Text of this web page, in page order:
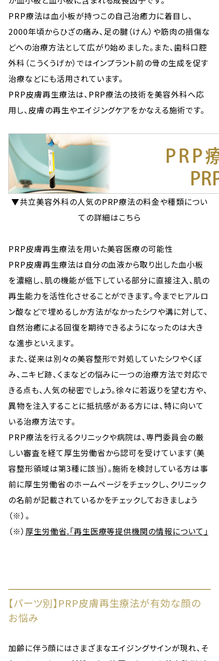
PRP療法は血小板が持つこの自己治癒力に着目し、
2000年頃からひざの痛み、足の腱（けん）や筋肉の損傷な
どへの治療方法として広がり始めました。また、歯科口腔
外科（こうくうげか）ではインプラント前の骨の生成を促す
治療などにも活用されています。
PRP皮膚再生療法は、PRP療法の技術を美容外科へ応
用し、皮膚の再生やエイジングケアをかなえる施術です。
▼共立美容外科の人気のPRP療法の料金や種類につい
ての詳細はこちら
PRP皮膚再生療法を用いた美容医療の可能性
PRP皮膚再生療法は自分の血液から取り出した血小板
を濃縮し、肌の機能が低下している部分に直接注入、肌の
再生能力を活性化させることができます。今までヒアルロ
ン酸などで埋めるしか方法がなかったシワや溝に対して、
自然治癒による回復を期待できるようになったのは大き
な進歩といえます。
また、従来は別々の美容整形で対処していたシワやくぼ
み、ニキビ跡、くまなどの悩みに一つの治療方法で対応で
きる点も、人気の秘密でしょう。徐々に若返りを望む方や、
異物を注入することに抵抗感がある方には、特に向いて
いる治療方法です。
PRP療法を行えるクリニックや病院は、専門委員会の厳
しい審査を経て厚生労働省から認可を受けています（美
容整形領域は第3種に該当）。施術を検討している方は事
前に厚生労働省のホームページをチェックし、クリニック
の名前が記載されているかをチェックしておきましょう
（※）。
（※） 厚生労働省.「再生医療等提供機関の情報について」
【パーツ別】PRP皮膚再生療法が有効な顔の
お悩み
加齢に伴う顔にはさまざまなエイジングサインが現れ、そ